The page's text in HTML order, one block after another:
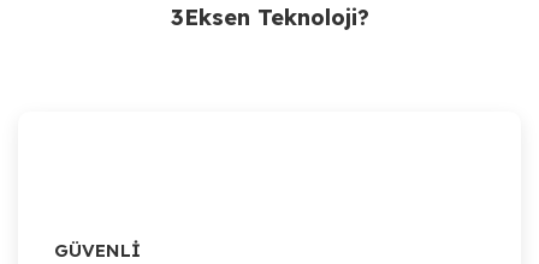
3Eksen Teknoloji?
GÜVENLİ